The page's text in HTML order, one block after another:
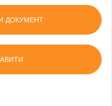
ДОКУМЕНТ